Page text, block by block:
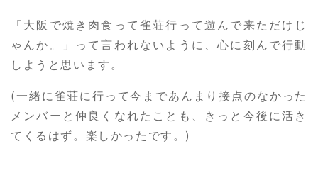
「大阪で焼き肉食って雀荘行って遊んで来ただけじ
ゃんか。」って言われないように、心に刻んで行動
しようと思います。
(一緒に雀荘に行って今まであんまり接点のなかった
メンバーと仲良くなれたことも、きっと今後に活き
てくるはず。楽しかったです。)